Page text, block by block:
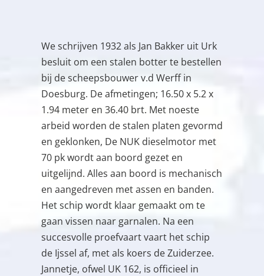
We schrijven 1932 als Jan Bakker uit Urk
besluit om een stalen botter te bestellen
bij de scheepsbouwer v.d Werff in
Doesburg. De afmetingen; 16.50 x 5.2 x
1.94 meter en 36.40 brt. Met noeste
arbeid worden de stalen platen gevormd
en geklonken, De NUK dieselmotor met
70 pk wordt aan boord gezet en
uitgelijnd. Alles aan boord is mechanisch
en aangedreven met assen en banden.
Het schip wordt klaar gemaakt om te
gaan vissen naar garnalen. Na een
succesvolle proefvaart vaart het schip
de Ijssel af, met als koers de Zuiderzee.
Jannetje, ofwel UK 162, is officieel in